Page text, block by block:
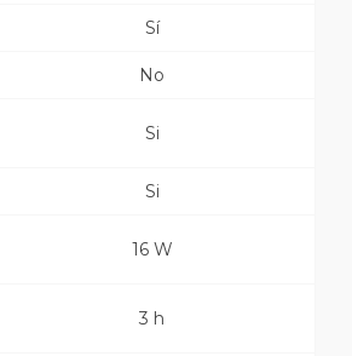
Sí
No
Si
Si
16 W
3 h